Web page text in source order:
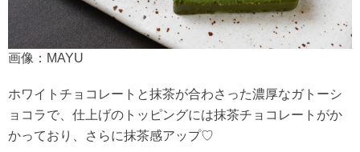
画像：MAYU
ホワイトチョコレートと抹茶が合わさった濃厚なガトーシ
ョコラで、仕上げのトッピングには抹茶チョコレートがか
かっており、さらに抹茶感アップ♡